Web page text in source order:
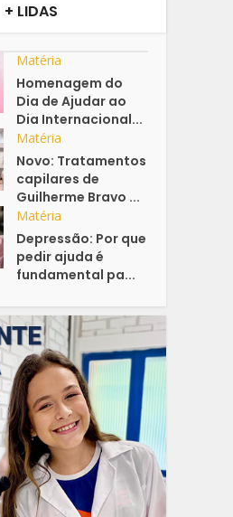
+ LIDAS
Matéria
Homenagem do
Dia de Ajudar ao
Dia Internacional...
Matéria
Novo: Tratamentos
capilares de
Guilherme Bravo ...
Matéria
Depressão: Por que
pedir ajuda é
fundamental pa...